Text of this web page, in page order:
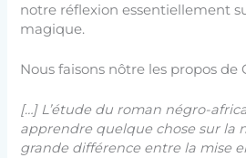
notre réflexion essentiellement
magique.
Nous faisons nôtre les propos de
[…] L’étude du roman négro-
apprendre quelque chose sur la
grande différence entre la mise